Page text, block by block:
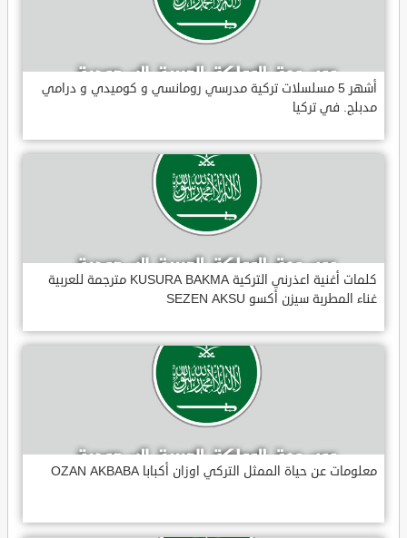
أشهر 5 مسلسلات تركية مدرسي رومانسي و كوميدي و درامي
مدبلج. في تركيا
كلمات أغنية اعذرني التركية KUSURA BAKMA مترجمة للعربية
غناء المطربة سيزن أكسو SEZEN AKSU
معلومات عن حياة الممثل التركي اوزان أكبابا OZAN AKBABA